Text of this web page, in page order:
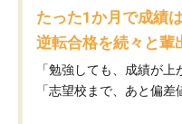
たった1か月で成績
逆転合格を続々と輩
「勉強しても、成績が上
「志望校まで、あと偏差